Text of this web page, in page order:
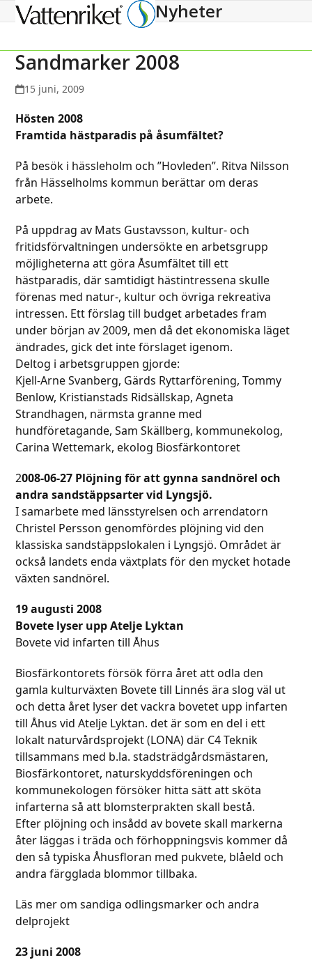
Open
menu
Close
menu
Nyheter
Sandmarker 2008
15 juni, 2009
Hösten 2008
Framtida hästparadis på åsumfältet?
På besök i hässleholm och ”Hovleden”. Ritva Nilsson
från Hässelholms kommun berättar om deras
arbete.
På uppdrag av Mats Gustavsson, kultur- och
fritidsförvaltningen undersökte en arbetsgrupp
möjligheterna att göra Åsumfältet till ett
hästparadis, där samtidigt hästintressena skulle
förenas med natur-, kultur och övriga rekreativa
intressen. Ett förslag till budget arbetades fram
under början av 2009, men då det ekonomiska läget
ändrades, gick det inte förslaget igenom.
Deltog i arbetsgruppen gjorde:
Kjell-Arne Svanberg, Gärds Ryttarförening, Tommy
Benlow, Kristianstads Ridsällskap, Agneta
Strandhagen, närmsta granne med
hundföretagande, Sam Skällberg, kommunekolog,
Carina Wettemark, ekolog Biosfärkontoret
2008-06-27 Plöjning för att gynna sandnörel och
andra sandstäppsarter vid Lyngsjö.
I samarbete med länsstyrelsen och arrendatorn
Christel Persson genomfördes plöjning vid den
klassiska sandstäppslokalen i Lyngsjö. Området är
också landets enda växtplats för den mycket hotade
växten sandnörel.
19 augusti 2008
Bovete lyser upp Atelje Lyktan
Bovete vid infarten till Åhus
Biosfärkontorets försök förra året att odla den
gamla kulturväxten Bovete till Linnés ära slog väl ut
och detta året lyser det vackra bovetet upp infarten
till Åhus vid Atelje Lyktan. det är som en del i ett
lokalt naturvårdsprojekt (LONA) där C4 Teknik
tillsammans med b.la. stadsträdgårdsmästaren,
Biosfärkontoret, naturskyddsföreningen och
kommunekologen försöker hitta sätt att sköta
infarterna så att blomsterprakten skall bestå.
Efter plöjning och insådd av bovete skall markerna
åter läggas i träda och förhoppningsvis kommer då
den så typiska Åhusfloran med pukvete, blåeld och
andra färgglada blommor tillbaka.
Läs mer om sandiga odlingsmarker och andra
delprojekt
23 juni 2008